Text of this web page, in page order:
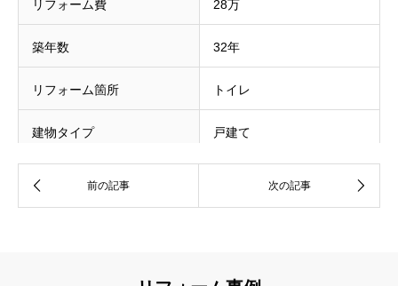
リフォーム費 28万
築年数 32年
リフォーム箇所 トイレ
建物タイプ 戸建て